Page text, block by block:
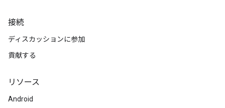
接続
ディスカッションに参加
貢献する
リソース
Android